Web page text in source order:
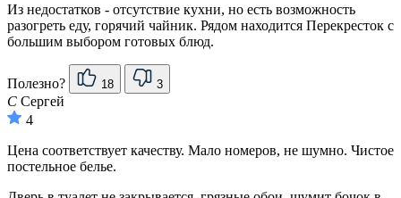
Из недостатков - отсутствие кухни, но есть возможность
разогреть еду, горячий чайник. Рядом находится Перекресток с
большим выбором готовых блюд.
Полезно? 18 3
С Сергей
4
Цена соответствует качеству. Мало номеров, не шумно. Чистое
постельное белье.